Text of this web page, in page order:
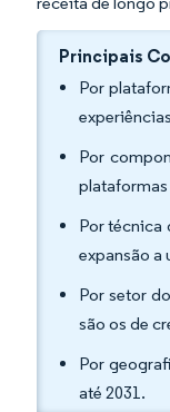
Principais
Por
Por
plataformas
Por técnica
expansão a
Por setor
são os de
Por
até 2031.